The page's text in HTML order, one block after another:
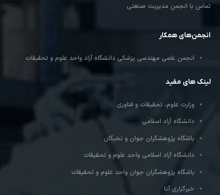
تماس با انجمن مدیریت صنعتی
انجمن‌های همکار
انجمن علمی مهندسی پزشکی دانشگاه آزاد واحد علوم و تحقیقات
لینک های مفید
وزارت علوم، تحقیقات و فناوری
دانشگاه آزاد اسلامی
باشگاه پژوهشگران جوان و نخبگان
دانشگاه آزاد اسلامی واحد علوم و تحقیقات
باشگاه پژوهشگران جوان واحد علوم و تحقیقات
خبرگزاری آنا